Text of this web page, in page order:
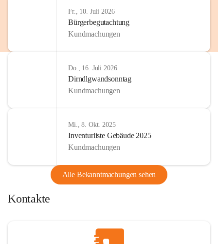
Fr., 10. Juli 2026
Bürgerbegutachtung
Kundmachungen
Do., 16. Juli 2026
Dirndlgwandsonntag
Kundmachungen
Mi., 8. Okt. 2025
Inventurliste Gebäude 2025
Kundmachungen
Alle Bekanntmachungen sehen
Kontakte